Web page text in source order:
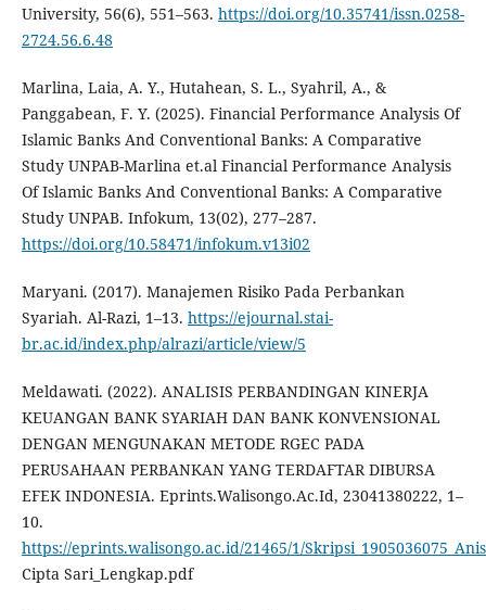
University, 56(6), 551–563. https://doi.org/10.35741/issn.0258-
2724.56.6.48
Marlina, Laia, A. Y., Hutahean, S. L., Syahril, A., &
Panggabean, F. Y. (2025). Financial Performance Analysis Of
Islamic Banks And Conventional Banks: A Comparative
Study UNPAB-Marlina et.al Financial Performance Analysis
Of Islamic Banks And Conventional Banks: A Comparative
Study UNPAB. Infokum, 13(02), 277–287.
https://doi.org/10.58471/infokum.v13i02
Maryani. (2017). Manajemen Risiko Pada Perbankan
Syariah. Al-Razi, 1–13. https://ejournal.stai-
br.ac.id/index.php/alrazi/article/view/5
Meldawati. (2022). ANALISIS PERBANDINGAN KINERJA
KEUANGAN BANK SYARIAH DAN BANK KONVENSIONAL
DENGAN MENGUNAKAN METODE RGEC PADA
PERUSAHAAN PERBANKAN YANG TERDAFTAR DIBURSA
EFEK INDONESIA. Eprints.Walisongo.Ac.Id, 23041380222, 1–
10.
https://eprints.walisongo.ac.id/21465/1/
Cipta Sari_Lengkap.pdf